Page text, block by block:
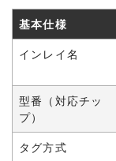
基本仕様
インレイ名
型番（対応チッ
プ）
タグ方式